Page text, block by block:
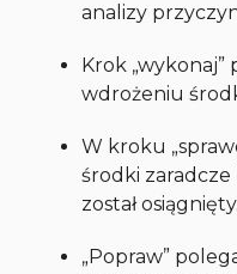
analizy
Krok
wdrożeniu
W kroku
środki zaradcze
został osiągnięty.
„Popraw”